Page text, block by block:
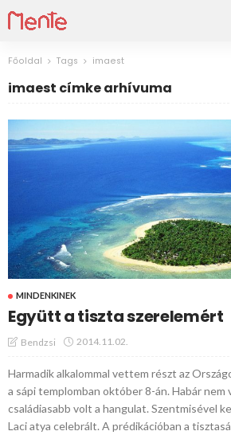
Főoldal Tags imaest
imaest címke arhívuma
MINDENKINEK
Együtt a tiszta szerelemért
Bendzsi 2014.11.02.
Harmadik alkalommal vettem részt az
a sápi templomban október 8-án. Habár nem
családiasabb volt a hangulat. Szentmisével
Laci atya celebrált. A prédikációban a